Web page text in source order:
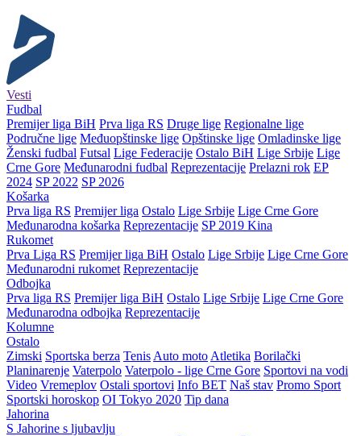
Vesti
Fudbal
Premijer liga BiH Prva liga RS Druge lige Regionalne lige
Područne lige Međuopštinske lige Opštinske lige Omladinske lige
Ženski fudbal Futsal Lige Federacije Ostalo BiH Lige Srbije Lige
Crne Gore Međunarodni fudbal Reprezentacije Prelazni rok EP
2024 SP 2022 SP 2026
Košarka
Prva liga RS Premijer liga Ostalo Lige Srbije Lige Crne Gore
Međunarodna košarka Reprezentacije SP 2019 Kina
Rukomet
Prva Liga RS Premijer liga BiH Ostalo Lige Srbije Lige Crne Gore
Međunarodni rukomet Reprezentacije
Odbojka
Prva liga RS Premijer liga BiH Ostalo Lige Srbije Lige Crne Gore
Međunarodna odbojka Reprezentacije
Kolumne
Ostalo
Zimski Sportska berza Tenis Auto moto Atletika Borilački
Planinarenje Vaterpolo Vaterpolo - lige Crne Gore Sportovi na vodi
Video Vremeplov Ostali sportovi Info BET Naš stav Promo Sport
Sportski horoskop OI Tokyo 2020 Tip dana
Jahorina
S Jahorine s ljubavlju